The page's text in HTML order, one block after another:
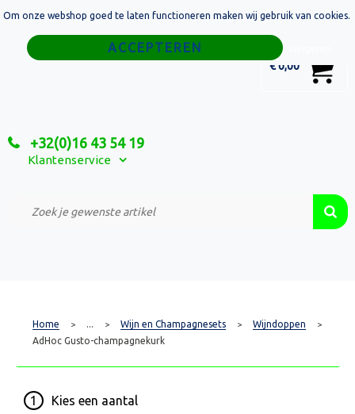
€ 0,00
+32(0)16 43 54 19
Klantenservice
Home
Relatiegeschenken
Custom Made Projecten
Home > ... > Wijn en Champagnesets > Wijndoppen >
AdHoc Gusto-champagnekurk
1 Kies een aantal
Om onze webshop goed te laten functioneren maken wij gebruik van cookies.